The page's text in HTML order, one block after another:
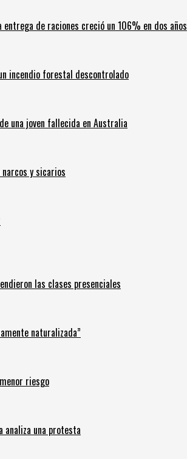
de raciones creció un 106% en dos años
incendio forestal descontrolado
una joven fallecida en Australia
y sicarios
las clases presenciales
naturalizada”
riesgo
analiza una protesta